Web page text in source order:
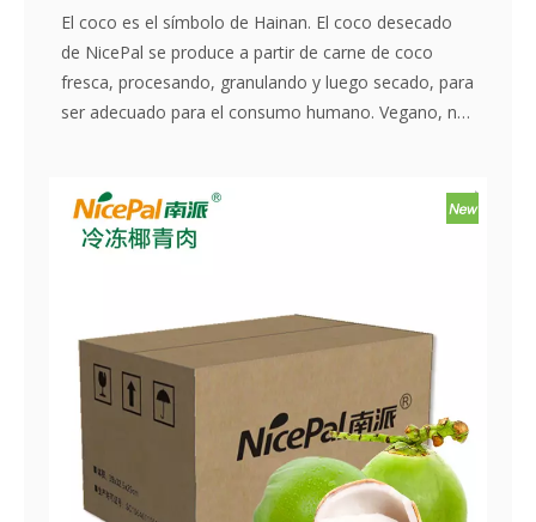
El coco es el símbolo de Hainan. El coco desecado
de NicePal se produce a partir de carne de coco
fresca, procesando, granulando y luego secado, para
ser adecuado para el consumo humano. Vegano, no